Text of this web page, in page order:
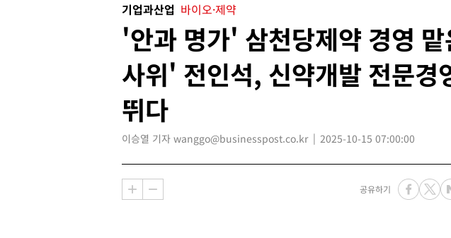
기업과산업 바이오·제약
'안과 명가' 삼천당제약 경영
사위' 전인석, 신약개발 전문경
뛰다
이승열 기자 wanggo@businesspost.co.kr 2025-10-15 07:00:00
공유하기